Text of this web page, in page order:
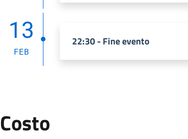
13
FEB
22:30 - Fine evento
Costo